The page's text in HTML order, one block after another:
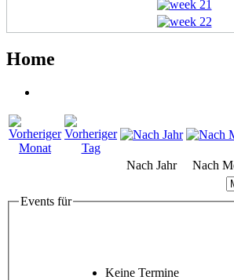
Home
Nach Jahr Nach
Events für
Keine Termine